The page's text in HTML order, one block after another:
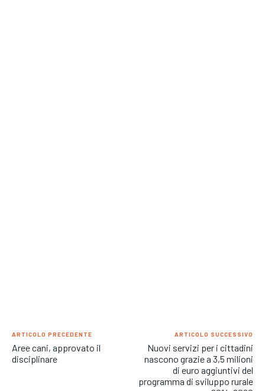
ARTICOLO PRECEDENTE
Aree cani, approvato il
disciplinare
ARTICOLO SUCCESSIVO
Nuovi servizi per i cittadini
nascono grazie a 3,5 milioni
di euro aggiuntivi del
programma di sviluppo rurale